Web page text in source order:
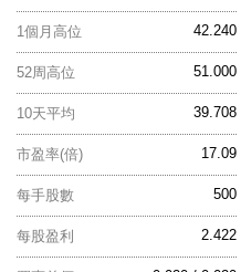
42.240
1個月高位
51.000
52周高位
39.708
10天平均
17.09
市盈率(倍)
500
每手股數
2.422
每股盈利